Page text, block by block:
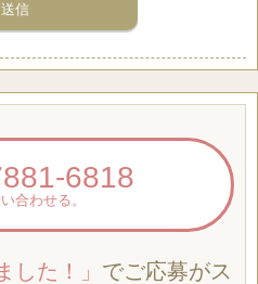
6818
合わせる。
した！」 でご応募がス